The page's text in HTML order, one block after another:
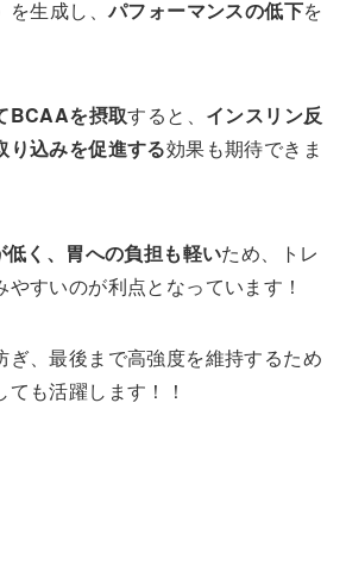
を生成し、パフォーマンスの低下を
BCAAを摂取すると、 インスリン反
り込みを促進する効果も期待できま
低く、胃への負担も軽いため、トレ
すいのが利点となっています！
ぎ、最後まで高強度を維持するため
ても活躍します！！